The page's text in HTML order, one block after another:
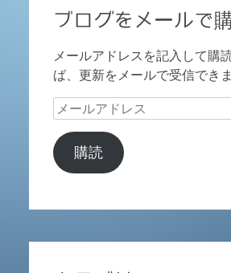
ブログをメールで
メールアドレスを記入して購
ば、更新をメールで受信できま
メ
ル
ア
購読